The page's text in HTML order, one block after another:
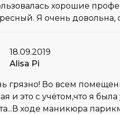
хорошие
Я очень довольна,
18.09.2019
Alisa Pi
грязно! Во всем
и это с учётом,что я
ходе маникюра